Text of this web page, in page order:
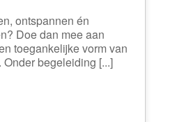
ontspannen én
Doe dan mee aan
toegankelijke vorm van
begeleiding [...]